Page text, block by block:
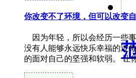
你改变不了环境，但可以改变
因为年轻，所以会经历一些事
没有人能够永远快乐幸福的过
的面对自己的坚强和软弱。 让